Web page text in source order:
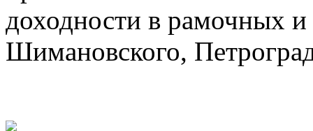
доходности в рамочных
Шимановского,